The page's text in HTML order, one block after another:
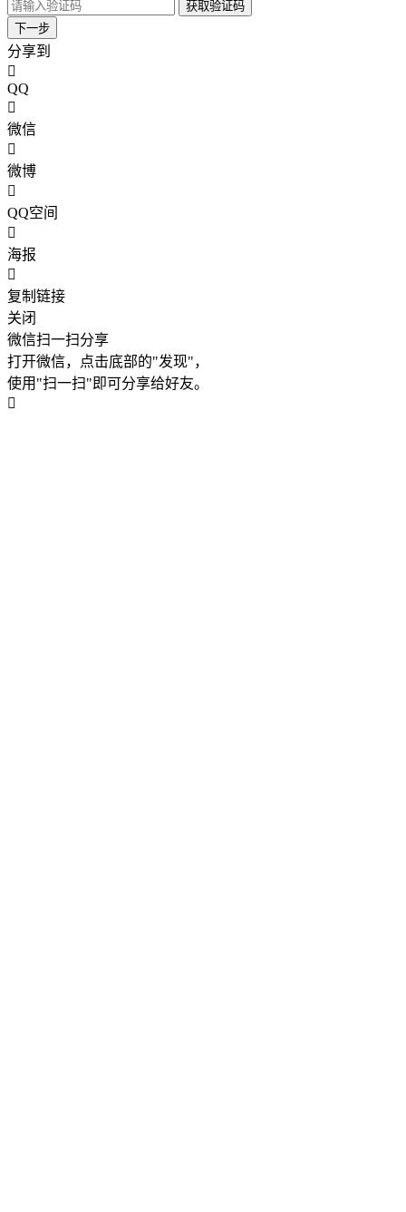
获取验证码
下一步
分享到
QQ
微信
微博
QQ空间
海报
复制链接
关闭
微信扫一扫分享
打开微信，点击底部的"发现"，
使用"扫一扫"即可分享给好友。